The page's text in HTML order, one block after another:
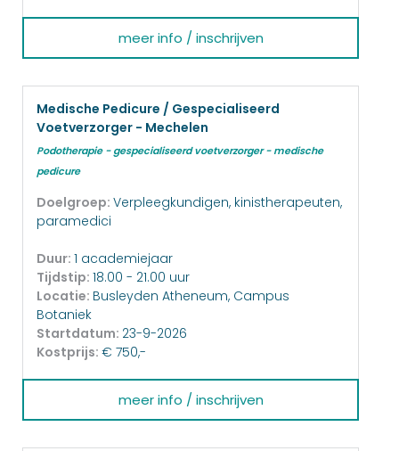
meer info / inschrijven
Medische Pedicure / Gespecialiseerd
Voetverzorger - Mechelen
Podotherapie - gespecialiseerd voetverzorger - medische
pedicure
Doelgroep: Verpleegkundigen, kinistherapeuten,
paramedici
Duur: 1 academiejaar
Tijdstip: 18.00 - 21.00 uur
Locatie: Busleyden Atheneum, Campus
Botaniek
Startdatum: 23-9-2026
Kostprijs: € 750,-
meer info / inschrijven